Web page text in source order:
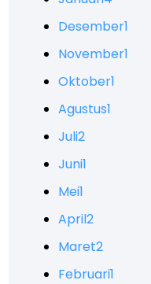
Desember1
November1
Oktober1
Agustus1
Juli2
Juni1
Mei1
April2
Maret2
Februari1